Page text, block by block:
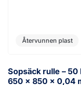
Återvunnen plast
Sopsäck rulle – 50
650 x 850 x 0,04